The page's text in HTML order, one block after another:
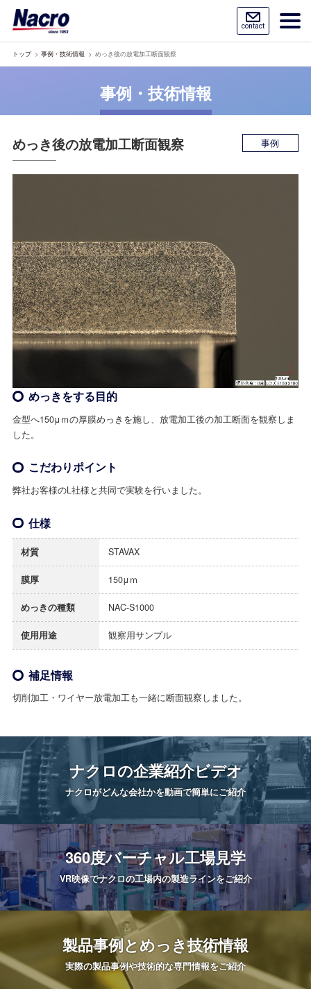
contact
トップ 事例・技術情報 めっき後の放電加工断面観察
事例・技術情報
事例
めっき後の放電加工断面観察
めっきをする目的
金型へ150μｍの厚膜めっきを施し、放電加工後の加工断面を観察しま
した。
こだわりポイント
弊社お客様のL社様と共同で実験を行いました。
仕様
材質 STAVAX
膜厚 150μｍ
めっきの種類 NAC-S1000
使用用途 観察用サンプル
補足情報
切削加工・ワイヤー放電加工も一緒に断面観察しました。
ナクロの企業紹介ビデオ
ナクロがどんな会社かを動画で簡単にご紹介
360度バーチャル工場見学
VR映像でナクロの工場内の製造ラインをご紹介
製品事例とめっき技術情報
実際の製品事例や技術的な専門情報をご紹介